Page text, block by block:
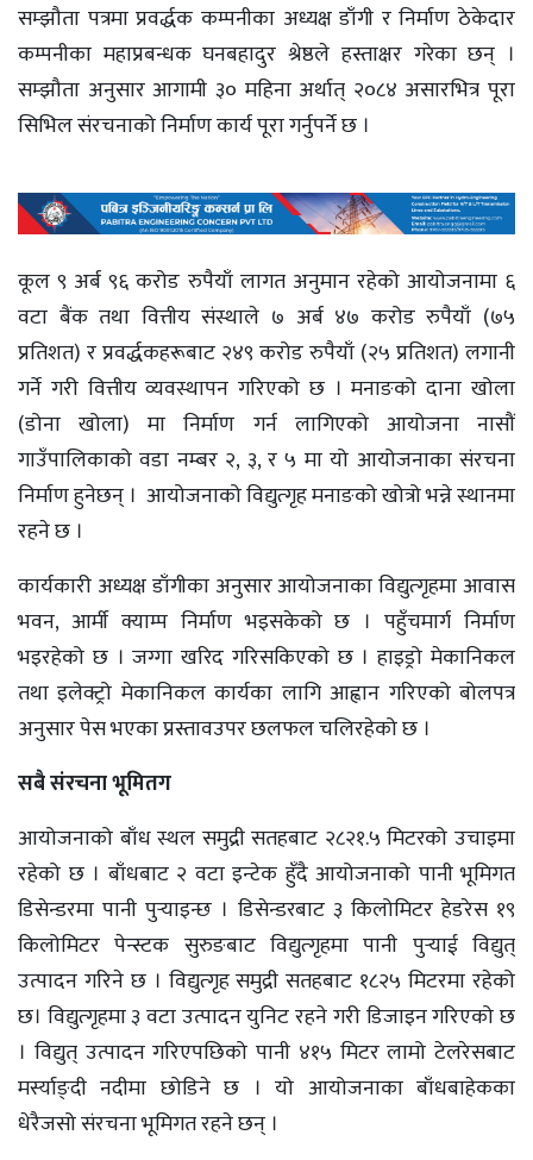
सम्झौता पत्रमा प्रवर्द्धक कम्पनीका अध्यक्ष डाँगी र निर्माण ठेकेदार
कम्पनीका महाप्रबन्धक घनबहादुर श्रेष्ठले हस्ताक्षर गरेका छन् ।
सम्झौता अनुसार आगामी ३० महिना अर्थात् २०८४ असारभित्र पूरा
सिभिल संरचनाको निर्माण कार्य पूरा गर्नुपर्ने छ ।
कूल ९ अर्ब ९६ करोड रुपैयाँ लागत अनुमान रहेको आयोजनामा ६
वटा बैंक तथा वित्तीय संस्थाले ७ अर्ब ४७ करोड रुपैयाँ (७५
प्रतिशत) र प्रवर्द्धकहरूबाट २४९ करोड रुपैयाँ (२५ प्रतिशत) लगानी
गर्ने गरी वित्तीय व्यवस्थापन गरिएको छ । मनाङको दाना खोला
(डोना खोला) मा निर्माण गर्न लागिएको आयोजना नासौं
गाउँपालिकाको वडा नम्बर २, ३, र ५ मा यो आयोजनाका संरचना
निर्माण हुनेछन् । आयोजनाको विद्युत्गृह मनाङको खोत्रो भन्ने स्थानमा
रहने छ ।
कार्यकारी अध्यक्ष डाँगीका अनुसार आयोजनाका विद्युत्गृहमा आवास
भवन, आर्मी क्याम्प निर्माण भइसकेको छ । पहुँचमार्ग निर्माण
भइरहेको छ । जग्गा खरिद गरिसकिएको छ । हाइड्रो मेकानिकल
तथा इलेक्ट्रो मेकानिकल कार्यका लागि आह्वान गरिएको बोलपत्र
अनुसार पेस भएका प्रस्तावउपर छलफल चलिरहेको छ ।
सबै संरचना भूमितग
आयोजनाको बाँध स्थल समुद्री सतहबाट २८२१.५ मिटरको उचाइमा
रहेको छ । बाँधबाट २ वटा इन्टेक हुँदै आयोजनाको पानी भूमिगत
डिसेन्डरमा पानी पुर्‍याइन्छ । डिसेन्डरबाट ३ किलोमिटर हेडरेस १९
किलोमिटर पेन्स्टक सुरुङबाट विद्युत्गृहमा पानी पुर्‍याई विद्युत्
उत्पादन गरिने छ । विद्युत्गृह समुद्री सतहबाट १८२५ मिटरमा रहेको
छ। विद्युत्गृहमा ३ वटा उत्पादन युनिट रहने गरी डिजाइन गरिएको छ
। विद्युत् उत्पादन गरिएपछिको पानी ४१५ मिटर लामो टेलरेसबाट
मर्स्याङ्दी नदीमा छोडिने छ । यो आयोजनाका बाँधबाहेकका
धेरैजसो संरचना भूमिगत रहने छन् ।